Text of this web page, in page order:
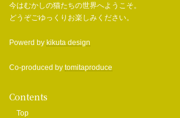
今はむかしの猫たちの世界へようこそ。
どうぞごゆっくりお楽しみください。
Powerd by kikuta design
Co-produced by tomitaproduce
Contents
Top